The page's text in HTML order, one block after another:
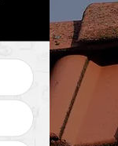
Pose de bâche et
de toiture 28